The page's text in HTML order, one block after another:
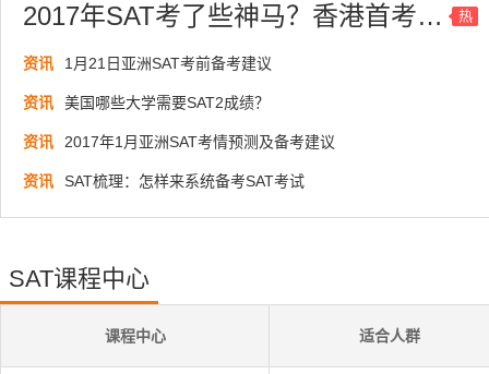
2017年SAT考了些神马？香港首考爆料出炉！ 热
资讯 1月21日亚洲SAT考前备考建议
资讯 美国哪些大学需要SAT2成绩？
资讯 2017年1月亚洲SAT考情预测及备考建议
资讯 SAT梳理：怎样来系统备考SAT考试
SAT课程中心
课程中心 适合人群